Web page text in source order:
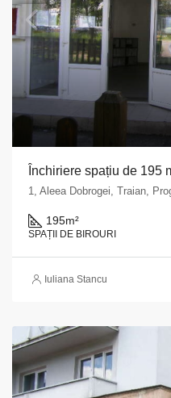
195m²
SPAȚII DE BIROURI
Iuliana Stancu